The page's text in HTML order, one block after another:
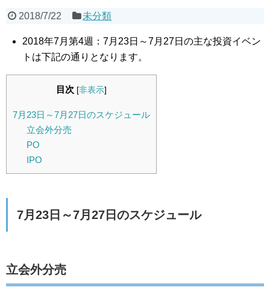
2018/7/22 未分類
2018年7月第4週：7月23日～7月27日の主な投資イベン
トは下記の通りとなります。
目次 [非表示]
7月23日～7月27日のスケジュール
立会外分売
PO
IPO
7月23日～7月27日のスケジュール
立会外分売